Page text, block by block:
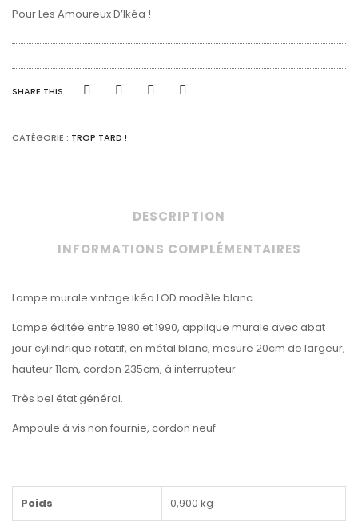
Pour Les Amoureux D’Ikéa !
SHARE THIS
CATÉGORIE : TROP TARD !
DESCRIPTION
INFORMATIONS COMPLÉMENTAIRES
Lampe murale vintage ikéa LOD modèle blanc
Lampe éditée entre 1980 et 1990, applique murale avec abat
jour cylindrique rotatif, en métal blanc, mesure 20cm de largeur,
hauteur 11cm, cordon 235cm, à interrupteur.
Très bel état général.
Ampoule à vis non fournie, cordon neuf.
Poids 0,900 kg